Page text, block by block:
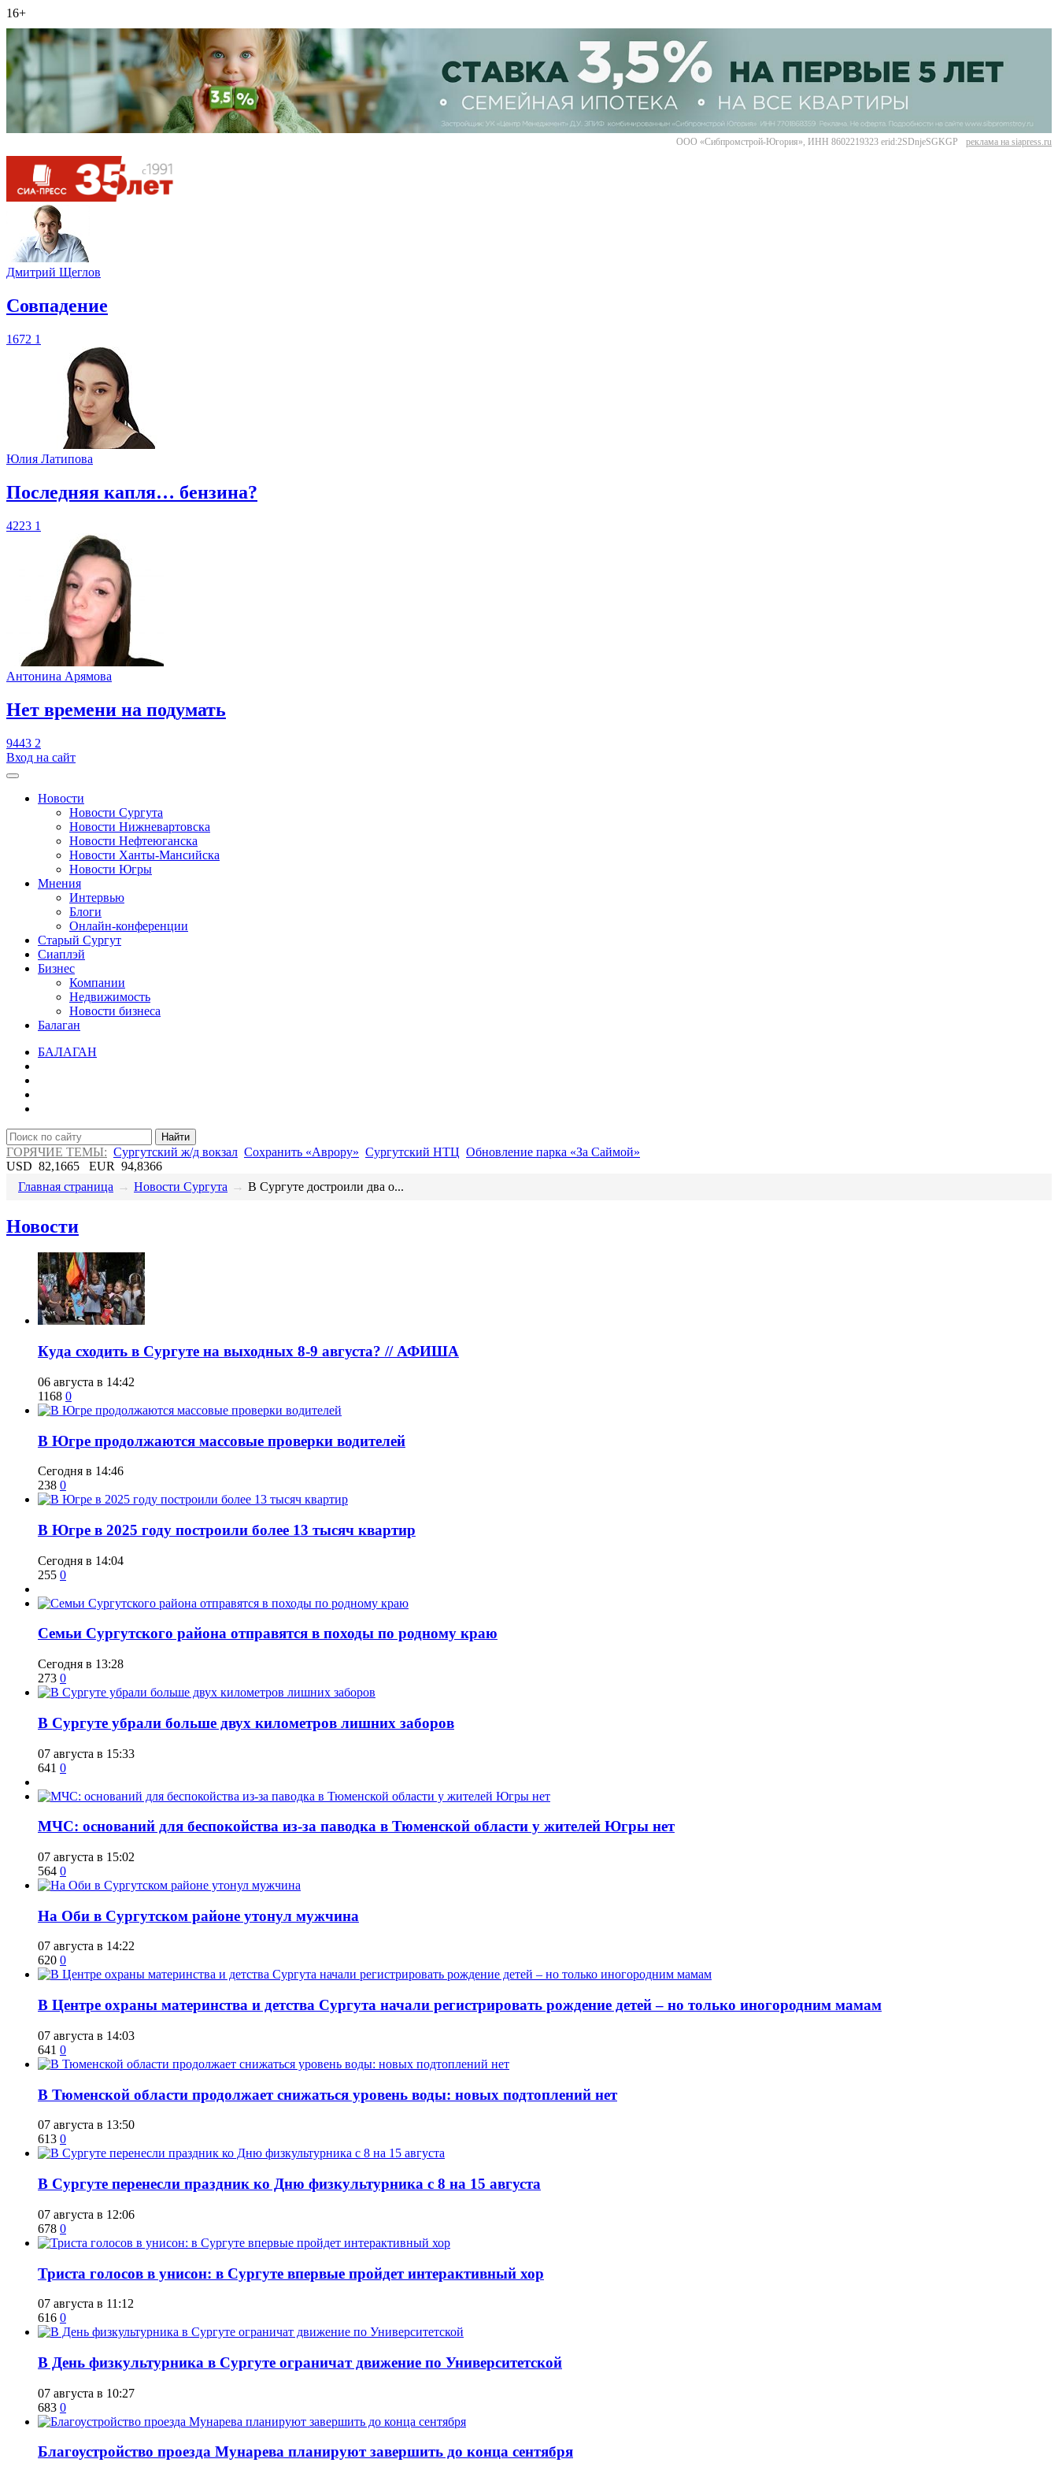
16+
ООО «Сибпромстрой-Югория», ИНН 8602219323 erid:2SDnjeSGKGP реклама на siapress.ru
Дмитрий Щеглов
​Совпадение
1672 1
Юлия Латипова
​Последняя капля… бензина?
4223 1
Антонина Арямова
​Нет времени на подумать
9443 2
Вход на сайт
Новости
Новости Сургута
Новости Нижневартовска
Новости Нефтеюганска
Новости Ханты-Мансийска
Новости Югры
Мнения
Интервью
Блоги
Онлайн-конференции
Старый Сургут
Сиаплэй
Бизнес
Компании
Недвижимость
Новости бизнеса
Балаган
БАЛАГАН
Найти
ГОРЯЧИЕ ТЕМЫ: Сургутский ж/д вокзал Сохранить «Аврору» Сургутский НТЦ Обновление парка «За Саймой»
USD 82,1665 EUR 94,8366
Главная страница → Новости Сургута → ​В Сургуте достроили два о...
Новости
​Куда сходить в Сургуте на выходных 8-9 августа? // АФИША
06 августа в 14:42
1168 0
​В Югре продолжаются массовые проверки водителей
Сегодня в 14:46
238 0
​В Югре в 2025 году построили более 13 тысяч квартир
Сегодня в 14:04
255 0
​Семьи Сургутского района отправятся в походы по родному краю
Сегодня в 13:28
273 0
​В Сургуте убрали больше двух километров лишних заборов
07 августа в 15:33
641 0
​МЧС: оснований для беспокойства из-за паводка в Тюменской области у жителей Югры нет
07 августа в 15:02
564 0
​На Оби в Сургутском районе утонул мужчина
07 августа в 14:22
620 0
​В Центре охраны материнства и детства Сургута начали регистрировать рождение детей – но только иногородним мамам
07 августа в 14:03
641 0
​В Тюменской области продолжает снижаться уровень воды: новых подтоплений нет
07 августа в 13:50
613 0
​В Сургуте перенесли праздник ко Дню физкультурника с 8 на 15 августа
07 августа в 12:06
678 0
​Триста голосов в унисон: в Сургуте впервые пройдет интерактивный хор
07 августа в 11:12
616 0
​В День физкультурника в Сургуте ограничат движение по Университетской
07 августа в 10:27
683 0
Благоустройство проезда Мунарева планируют завершить до конца сентября